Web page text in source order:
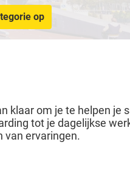
op
klaar om je te helpen je
tot je dagelijkse
van ervaringen.